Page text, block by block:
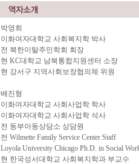
박영희
이화여자대학교 사회복지학 박사
전 북한이탈주민학회 회장
현 KC대학교 남북통합지원센터 소장
현 강서구 지역사회보장협의체 위원
배진형
이화여자대학교 사회사업학 학사
이화여자대학교 사회사업학 석사
전 동부아동상담소 상담원
전 Wilmette Family Service Center Staff
Loyola University Chicago Ph.D. in Social
현 한국성서대학교 사회복지학과 부교수